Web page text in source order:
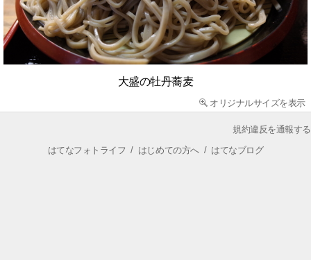
大盛の牡丹蕎麦
オリジナルサイズを表示
規約違反を通報する
はてなフォトライフ / はじめての方へ/ はてなブログ